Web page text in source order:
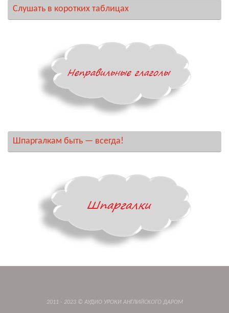
Слушать в коротких таблицах
Шпаргалкам быть — всегда!
2011 - 2023 © АУДИО УРОКИ АНГЛИЙСКОГО ДАРОМ